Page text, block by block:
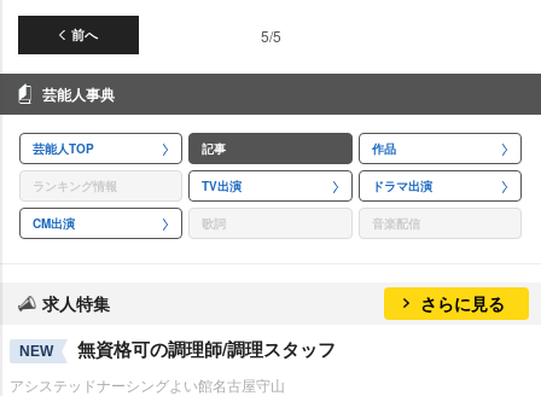
前へ 5/5
芸能人事典
芸能人TOP 記事 作品
ランキング情報 TV出演 ドラマ出演
CM出演 歌詞 音楽配信
求人特集 さらに見る
NEW 無資格可の調理師/調理スタッフ
アシステッドナーシングよい館名古屋守山